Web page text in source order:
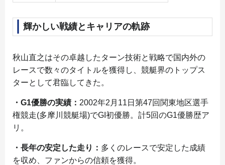
輝かしい戦績とキャリアの軌跡
秋山直之はその卓越したターン技術と戦略で国内外の
レースで数々のタイトルを獲得し、競艇界のトップス
ターとして君臨してきた。
・G1優勝の実績： 2002年2月11日第47回関東地区選手
権競走(多摩川競艇場)でGI初優勝。計5回のG1優勝歴ア
リ。
・長年の安定した走り： 多くのレースで安定した成績
を収め、ファンからの信頼を獲得。